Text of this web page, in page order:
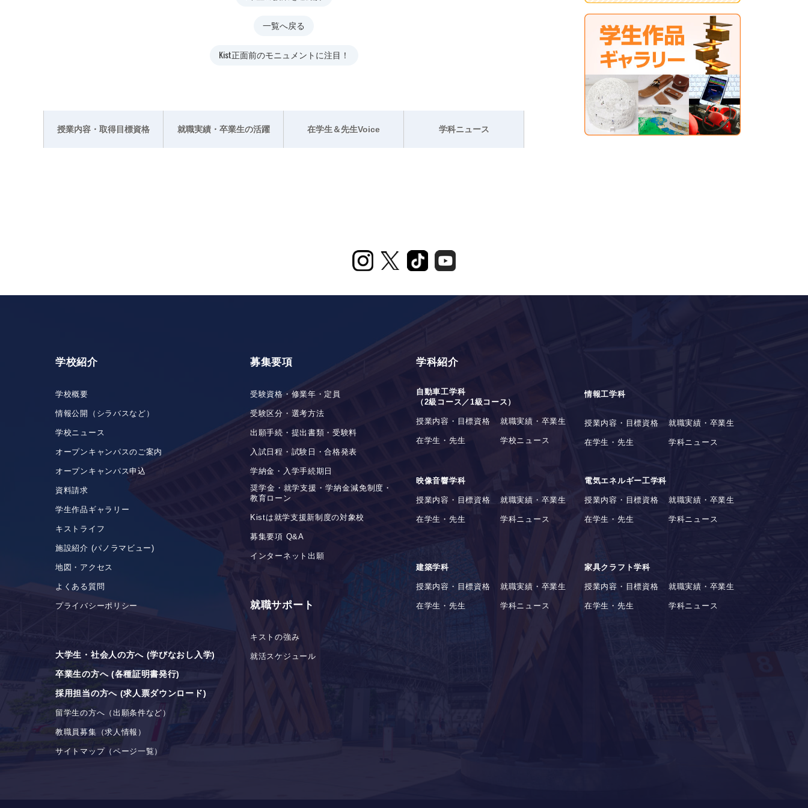
一覧へ戻る
Kist正面前のモニュメントに注目！
授業内容・取得目標資格 就職実績・卒業生の活躍 在学生＆先生Voice 学科ニュース
学校紹介
学校概要
情報公開（シラバスなど）
学校ニュース
オープンキャンパスのご案内
オープンキャンパス申込
資料請求
学生作品ギャラリー
キストライフ
施設紹介 (パノラマビュー)
地図・アクセス
よくある質問
プライバシーポリシー
大学生・社会人の方へ (学びなおし入学)
卒業生の方へ (各種証明書発行)
採用担当の方へ (求人票ダウンロード)
留学生の方へ（出願条件など）
教職員募集（求人情報）
サイトマップ（ページ一覧）
募集要項
受験資格・修業年・定員
受験区分・選考方法
出願手続・提出書類・受験料
入試日程・試験日・合格発表
学納金・入学手続期日
奨学金・就学支援・学納金減免制度・
教育ローン
Kistは就学支援新制度の対象校
募集要項 Q&A
インターネット出願
就職サポート
キストの強み
就活スケジュール
学科紹介
自動車工学科
（2級コース／1級コース）
授業内容・目標資格 就職実績・卒業生
在学生・先生 学校ニュース
情報工学科
授業内容・目標資格 就職実績・卒業生
在学生・先生 学科ニュース
映像音響学科
授業内容・目標資格 就職実績・卒業生
在学生・先生 学科ニュース
電気エネルギー工学科
授業内容・目標資格 就職実績・卒業生
在学生・先生 学科ニュース
建築学科
授業内容・目標資格 就職実績・卒業生
在学生・先生 学科ニュース
家具クラフト学科
授業内容・目標資格 就職実績・卒業生
在学生・先生 学科ニュース